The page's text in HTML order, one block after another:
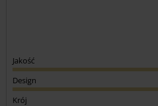
Jakość
Design
Krój